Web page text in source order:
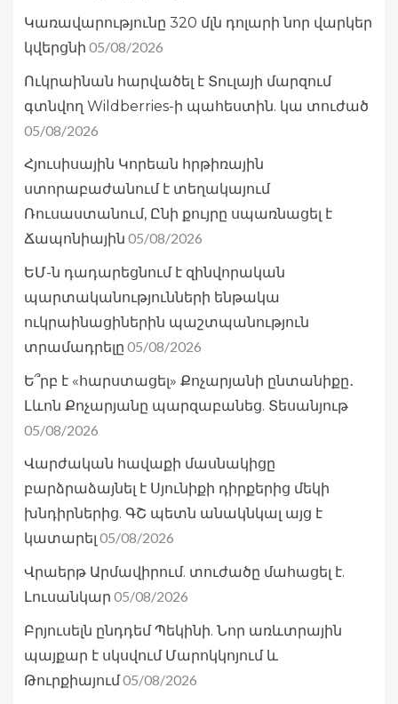
Կառավարությունը 320 մլն դոլարի նոր վարկեր
կվերցնի 05/08/2026
Ուկրաինան հարվածել է Տուլայի մարզում
գտնվող Wildberries-ի պահեստին. կա տուժած
05/08/2026
Հյուսիսային Կորեան հրթիռային
ստորաբաժանում է տեղակայում
Ռուսաստանում, Ընի քույրը սպառնացել է
Ճապոնիային 05/08/2026
ԵՄ-ն դադարեցնում է զինվորական
պարտականությունների ենթակա
ուկրաինացիներին պաշտպանություն
տրամադրելը 05/08/2026
Ե՞րբ է «հարստացել» Քոչարյանի ընտանիքը․
Լևոն Քոչարյանը պարզաբանեց. Տեսանյութ
05/08/2026
Վարժական հավաքի մասնակիցը
բարձրաձայնել է Սյունիքի դիրքերից մեկի
խնդիրներից. ԳՇ պետն անակնկալ այց է
կատարել 05/08/2026
Վրաերթ Արմավիրում. տուժածը մահացել է.
Լուսանկար 05/08/2026
Բրյուսելն ընդդեմ Պեկինի. Նոր առևտրային
պայքար է սկսվում Մարոկկոյում և
Թուրքիայում05/08/2026